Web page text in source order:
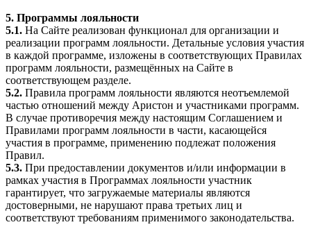
5. Программы лояльности
5.1. На Сайте реализован функционал для организации и
реализации программ лояльности. Детальные условия участия
в каждой программе, изложены в соответствующих Правилах
программ лояльности, размещённых на Сайте в
соответствующем разделе.
5.2. Правила программ лояльности являются неотъемлемой
частью отношений между Аристон и участниками программ.
В случае противоречия между настоящим Соглашением и
Правилами программ лояльности в части, касающейся
участия в программе, применению подлежат положения
Правил.
5.3. При предоставлении документов и/или информации в
рамках участия в Программах лояльности участник
гарантирует, что загружаемые материалы являются
достоверными, не нарушают права третьих лиц и
соответствуют требованиям применимого законодательства.